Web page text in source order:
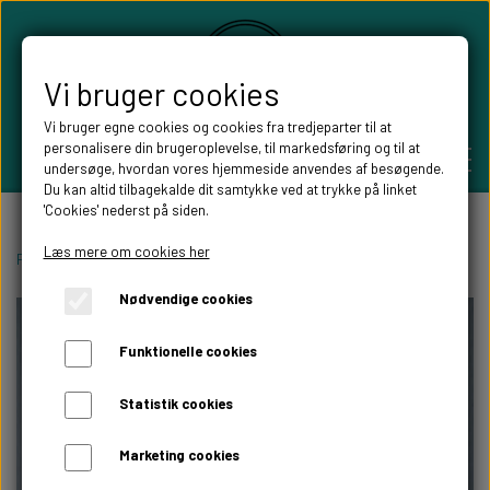
PERSONLIGE GAVER
BRYLLUPS GAVER
DÅBSGAVER/ NAVNGIVNING
SKILTE TIL FESTEN
WILLOW TREE FIGURER
WILLOW TREE BRYLLUPS FIGURER
Forside Boligen Ure i træ
Vi bruger cookies
Vi bruger egne cookies og cookies fra tredjeparter til at
personalisere din brugeroplevelse, til markedsføring og til at
undersøge, hvordan vores hjemmeside anvendes af besøgende.
Du kan altid tilbagekalde dit samtykke ved at trykke på linket
'Cookies' nederst på siden.
Læs mere om cookies her
Nødvendige cookies
Funktionelle cookies
Statistik cookies
Marketing cookies